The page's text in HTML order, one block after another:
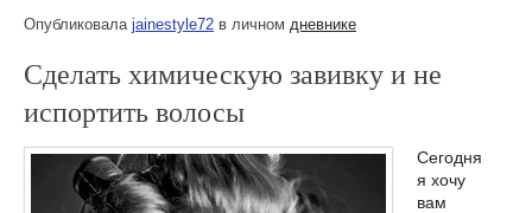
Опубликовала jainestyle72 в личном дневнике
Сделать химическую завивку и не
испортить волосы
Сегодня
я хочу
вам